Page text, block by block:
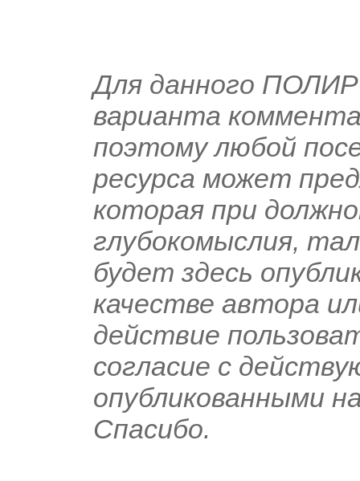
Для данного
варианта
поэтому любой
ресурса может
которая при
глубокомыслия,
будет здесь
качестве автора
действие
согласие с
опубликованными
Спасибо.